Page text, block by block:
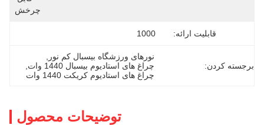
چرخش
قابلیت ارائه: 1000
برجسته کردن:
نورهای ورزشگاه بیسبال کم نور
چراغ های استادیوم بیسبال 1440 وات
چراغ های استادیوم کریکت 1440 وات
توضیحات محصول